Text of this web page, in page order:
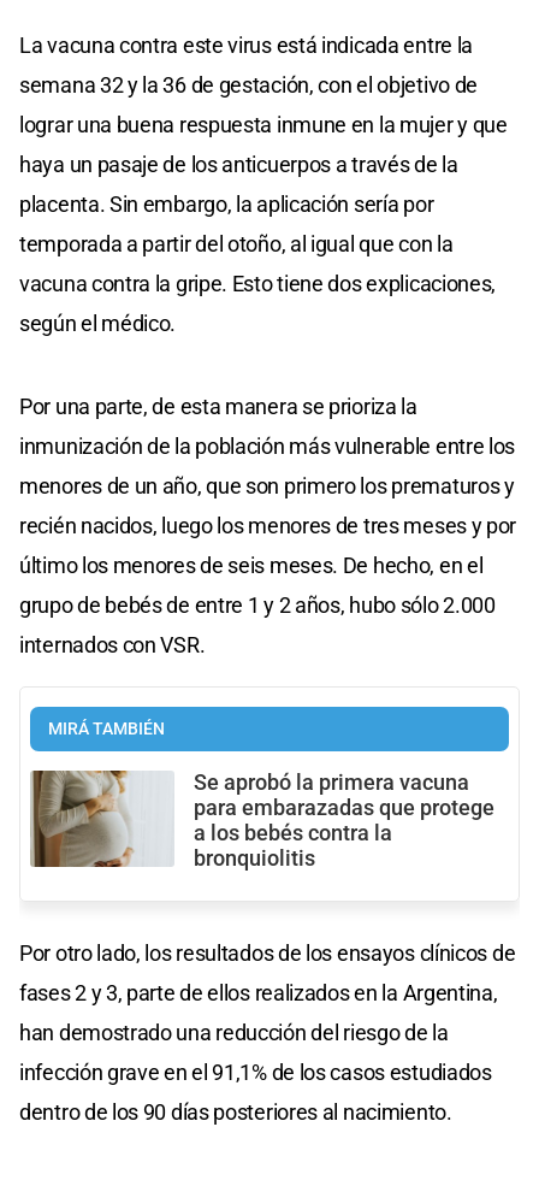
La vacuna contra este virus está indicada entre la
semana 32 y la 36 de gestación, con el objetivo de
lograr una buena respuesta inmune en la mujer y que
haya un pasaje de los anticuerpos a través de la
placenta. Sin embargo, la aplicación sería por
temporada a partir del otoño, al igual que con la
vacuna contra la gripe. Esto tiene dos explicaciones,
según el médico.
Por una parte, de esta manera se prioriza la
inmunización de la población más vulnerable entre los
menores de un año, que son primero los prematuros y
recién nacidos, luego los menores de tres meses y por
último los menores de seis meses. De hecho, en el
grupo de bebés de entre 1 y 2 años, hubo sólo 2.000
internados con VSR.
MIRÁ TAMBIÉN
Se aprobó la primera vacuna
para embarazadas que protege
a los bebés contra la
bronquiolitis
Por otro lado, los resultados de los ensayos clínicos de
fases 2 y 3, parte de ellos realizados en la Argentina,
han demostrado una reducción del riesgo de la
infección grave en el 91,1% de los casos estudiados
dentro de los 90 días posteriores al nacimiento.